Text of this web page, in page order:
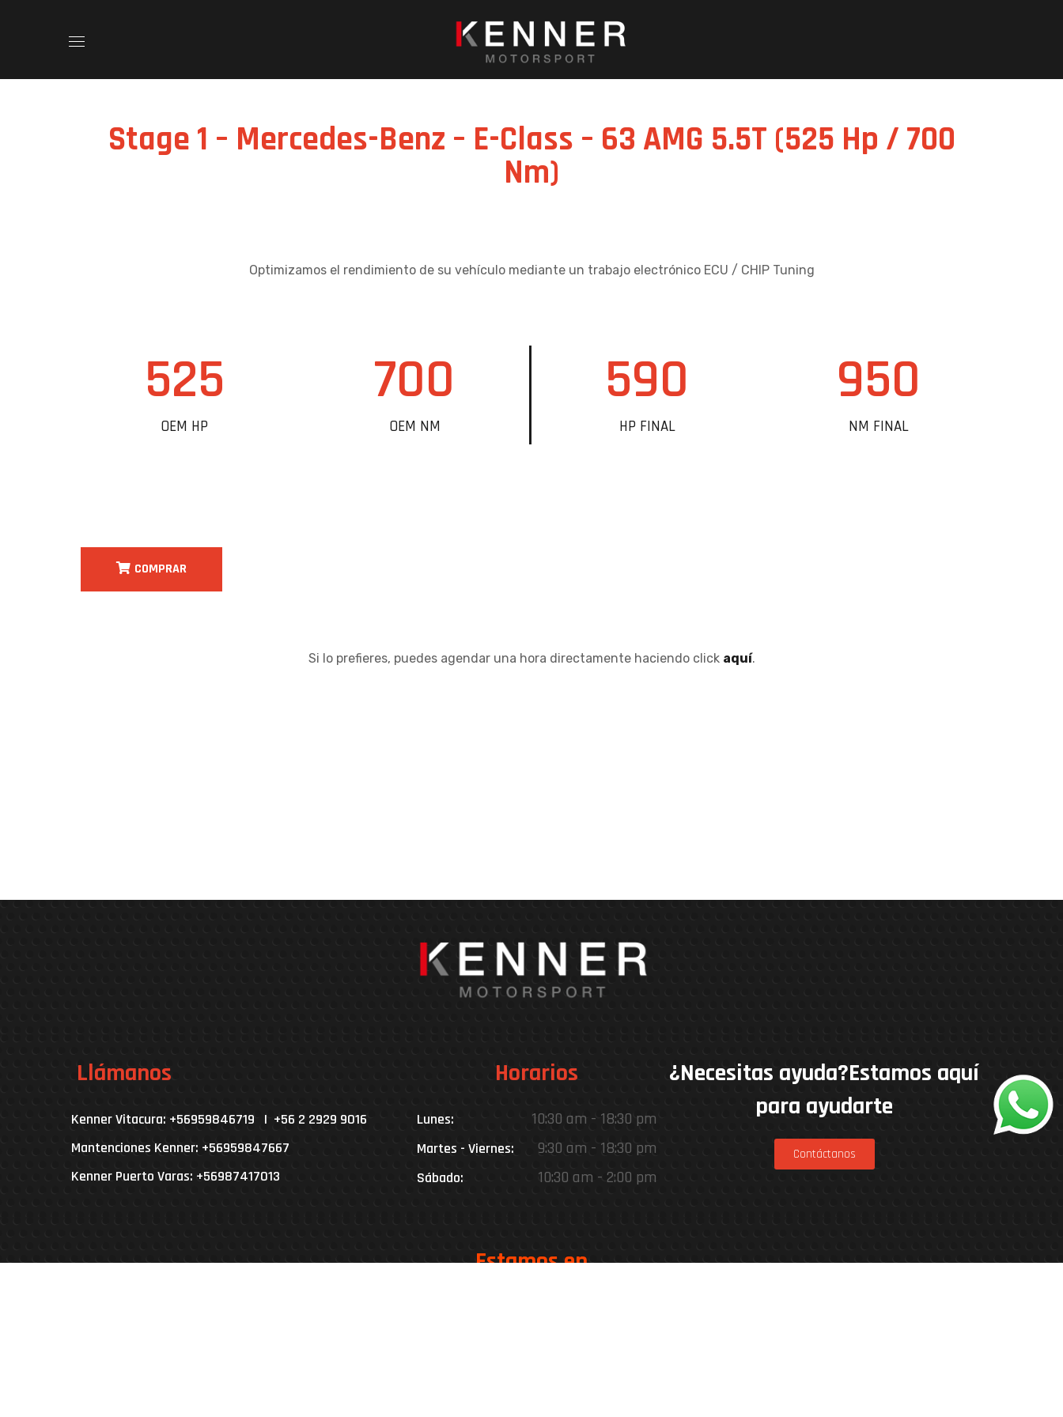
Stage 1 – Mercedes-Benz – E-Class – 63 AMG 5.5T (525 Hp / 700
Nm)
Optimizamos el rendimiento de su vehículo mediante un trabajo electrónico ECU / CHIP Tuning
525
OEM HP
700
OEM NM
590
HP FINAL
950
NM FINAL
COMPRAR
Si lo prefieres, puedes agendar una hora directamente haciendo click aquí.
Llámanos
Kenner Vitacura: +56959846719 | +56 2 2929 9016
Mantenciones Kenner: +56959847667
Kenner Puerto Varas: +56987417013
Horarios
Lunes: 10:30 am - 18:30 pm
Martes - Viernes: 9:30 am - 18:30 pm
Sábado: 10:30 am - 2:00 pm
¿Necesitas ayuda?Estamos aquí
para ayudarte
Contáctanos
Estamos en